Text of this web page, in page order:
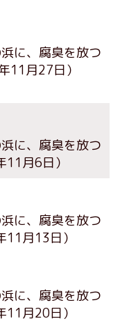
に、腐臭を放つ
11月27日）
に、腐臭を放つ
11月6日）
に、腐臭を放つ
11月13日）
に、腐臭を放つ
11月20日）